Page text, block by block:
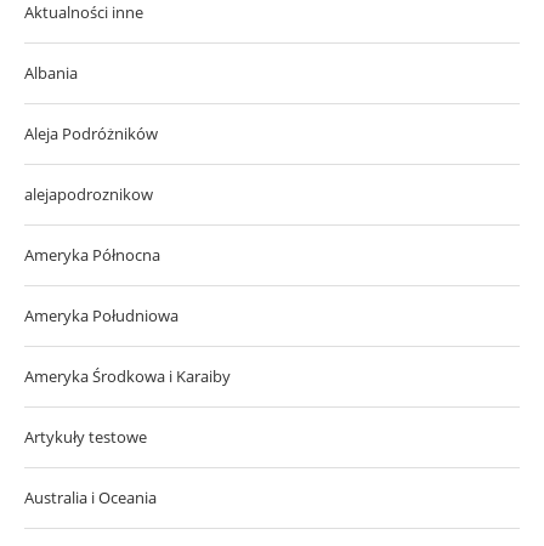
Aktualności inne
Albania
Aleja Podróżników
alejapodroznikow
Ameryka Północna
Ameryka Południowa
Ameryka Środkowa i Karaiby
Artykuły testowe
Australia i Oceania